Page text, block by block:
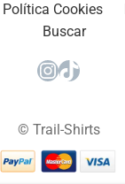
Política Cookies
Buscar
Instagram
TikTok
© Trail-Shirts